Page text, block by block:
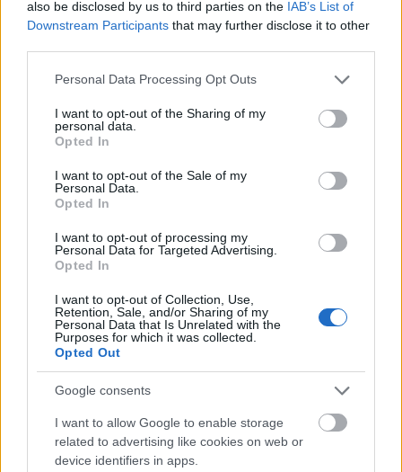
also be disclosed by us to third parties on the IAB’s List of
Downstream Participants that may further disclose it to other
Please note that this website/app uses one or more Google
not limited to your visit or usage behaviour. You may click to
grant or deny consent to Google and its third-party tags to
use your data for below specified purposes in below Google
consent section.
Personal Data Processing Opt Outs
I want to opt-out of the Sharing of my
personal data.
Opted In
I want to opt-out of the Sale of my
Personal Data.
Opted In
I want to opt-out of processing my
Personal Data for Targeted Advertising.
Opted In
I want to opt-out of Collection, Use,
Retention, Sale, and/or Sharing of my
Personal Data that Is Unrelated with the
Purposes for which it was collected.
Opted Out
Google consents
I want to allow Google to enable storage
related to advertising like cookies on web or
device identifiers in apps.
"Okostojás" anatómia
stonefort2•2021. június 23.
Helicopters H145M, amelyet a törzs sajátos formája
miatt hívnak egyesek "okostojásnak". Tényleg okos ...